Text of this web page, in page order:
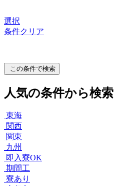
選択
条件クリア
この条件で検索
人気の条件から検索
東海
関西
関東
九州
即入寮OK
期間工
寮あり